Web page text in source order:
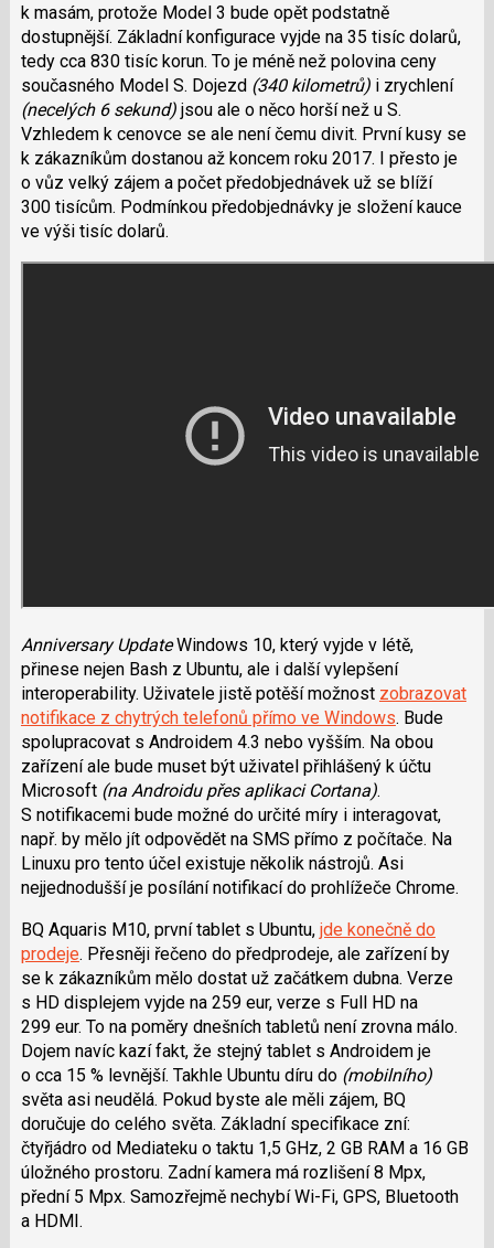
k masám, protože Model 3 bude opět podstatně
dostupnější. Základní konfigurace vyjde na 35 tisíc dolarů,
tedy cca 830 tisíc korun. To je méně než polovina ceny
současného Model S. Dojezd (340 kilometrů)i zrychlení
(necelých 6 sekund)jsou ale o něco horší než u S.
Vzhledem k cenovce se ale není čemu divit. První kusy se
k zákazníkům dostanou až koncem roku 2017. I přesto je
o vůz velký zájem a počet předobjednávek už se blíží
300 tisícům. Podmínkou předobjednávky je složení kauce
ve výši tisíc dolarů.
Anniversary UpdateWindows 10, který vyjde v létě,
přinese nejen Bash z Ubuntu, ale i další vylepšení
interoperability. Uživatele jistě potěší možnost zobrazovat
notifikace z chytrých telefonů přímo ve Windows. Bude
spolupracovat s Androidem 4.3 nebo vyšším. Na obou
zařízení ale bude muset být uživatel přihlášený k účtu
Microsoft (na Androidu přes aplikaci Cortana).
S notifikacemi bude možné do určité míry i interagovat,
např. by mělo jít odpovědět na SMS přímo z počítače. Na
Linuxu pro tento účel existuje několik nástrojů. Asi
nejjednodušší je posílání notifikací do prohlížeče Chrome.
BQ Aquaris M10, první tablet s Ubuntu, jde konečně do
prodeje. Přesněji řečeno do předprodeje, ale zařízení by
se k zákazníkům mělo dostat už začátkem dubna. Verze
s HD displejem vyjde na 259 eur, verze s Full HD na
299 eur. To na poměry dnešních tabletů není zrovna málo.
Dojem navíc kazí fakt, že stejný tablet s Androidem je
o cca 15 % levnější. Takhle Ubuntu díru do (mobilního)
světa asi neudělá. Pokud byste ale měli zájem, BQ
doručuje do celého světa. Základní specifikace zní:
čtyřjádro od Mediateku o taktu 1,5 GHz, 2 GB RAM a 16 GB
úložného prostoru. Zadní kamera má rozlišení 8 Mpx,
přední 5 Mpx. Samozřejmě nechybí Wi-Fi, GPS, Bluetooth
a HDMI.